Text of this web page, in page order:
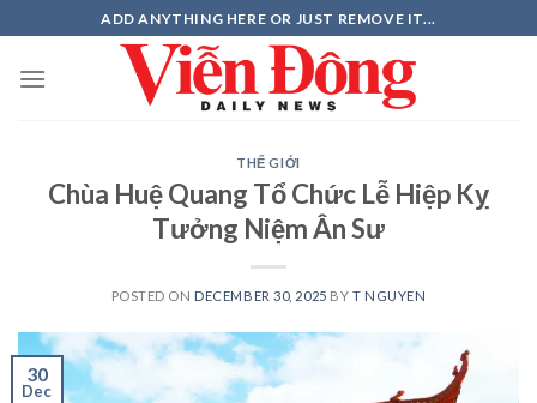
to
content
ADD ANYTHING HERE OR JUST REMOVE IT...
THẾ GIỚI
Chùa Huệ Quang Tổ Chức Lễ Hiệp Kỵ
Tưởng Niệm Ân Sư
POSTED ON DECEMBER 30, 2025 BY T NGUYEN
30
Dec